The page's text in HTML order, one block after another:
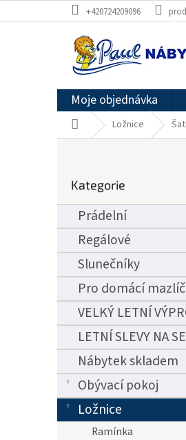
na
+420724209096
Moje objednávka
Domů Ložnice
r
n
p
a
e
kategorie
Kategorie
Prádelní
Regálové
Slunečníky
Pro domácí
VELKÝ LETNÍ
LETNÍ SLEVY NA
Nábytek skladem
Obývací pokoj
Ložnice
Ramínka